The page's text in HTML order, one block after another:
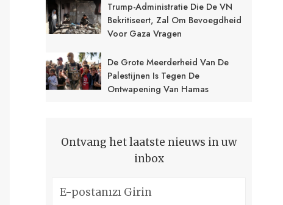
Trump-Administratie Die De VN
Bekritiseert, Zal Om Bevoegdheid
Voor Gaza Vragen
De Grote Meerderheid Van De
Palestijnen Is Tegen De
Ontwapening Van Hamas
Ontvang het laatste nieuws in uw
inbox